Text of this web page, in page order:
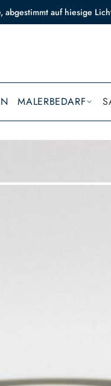
abgestimmt auf hiesige
MALERBEDARF